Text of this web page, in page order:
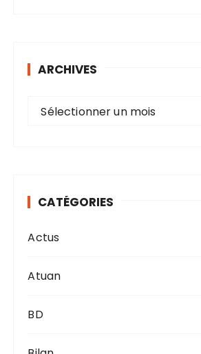
ARCHIVES
e
Sélectionner un mois
CATÉGORIES
Actus
Atuan
BD